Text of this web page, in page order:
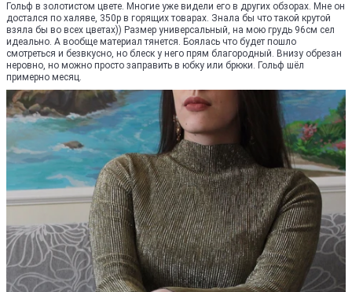
Гольф в золотистом цвете. Многие уже видели его в других обзорах. Мне он
достался по халяве, 350р в горящих товарах. Знала бы что такой крутой
взяла бы во всех цветах)) Размер универсальный, на мою грудь 96см сел
идеально. А вообще материал тянется. Боялась что будет пошло
смотреться и безвкусно, но блеск у него прям благородный. Внизу обрезан
неровно, но можно просто заправить в юбку или брюки. Гольф шёл
примерно месяц.